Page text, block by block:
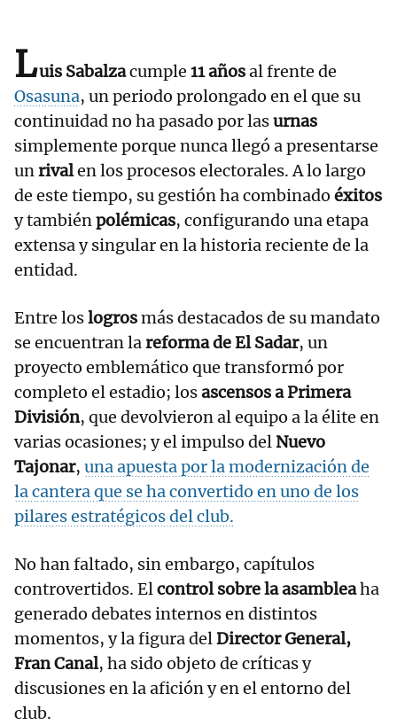
Luis Sabalzacumple 11 añosal frente de
Osasuna, un periodo prolongado en el que su
continuidad no ha pasado por lasurnas
simplemente porque nunca llegó a presentarse
unrivalen los procesos electorales. A lo largo
de este tiempo, su gestión ha combinado éxitos
y tambiénpolémicas, configurando una etapa
extensa y singular en la historia reciente de la
entidad.
Entre loslogrosmás destacados de su mandato
se encuentran lareforma de El Sadar, un
proyecto emblemático que transformó por
completo el estadio; losascensos a Primera
División, que devolvieron al equipo a la élite en
varias ocasiones; y el impulso del Nuevo
Tajonar, una apuesta por la modernización de
la cantera que se ha convertido en uno de los
pilares estratégicos del club.
No han faltado, sin embargo, capítulos
controvertidos. Elcontrol sobre la asambleaha
generado debates internos en distintos
momentos, y la figura delDirector General,
Fran Canal, ha sido objeto de críticas y
discusiones en la afición y en el entorno del
club.